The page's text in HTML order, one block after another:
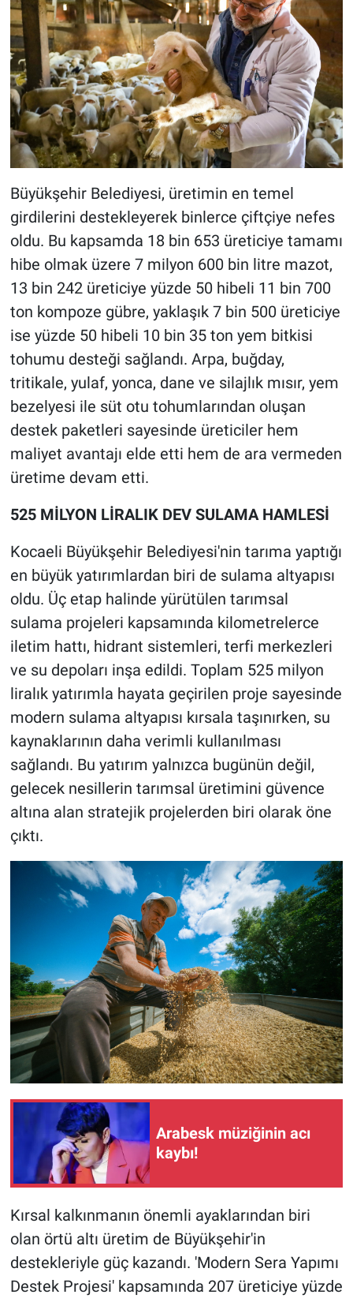
Büyükşehir Belediyesi, üretimin en temel
girdilerini destekleyerek binlerce çiftçiye nefes
oldu. Bu kapsamda 18 bin 653 üreticiye tamamı
hibe olmak üzere 7 milyon 600 bin litre mazot,
13 bin 242 üreticiye yüzde 50 hibeli 11 bin 700
ton kompoze gübre, yaklaşık 7 bin 500 üreticiye
ise yüzde 50 hibeli 10 bin 35 ton yem bitkisi
tohumu desteği sağlandı. Arpa, buğday,
tritikale, yulaf, yonca, dane ve silajlık mısır, yem
bezelyesi ile süt otu tohumlarından oluşan
destek paketleri sayesinde üreticiler hem
maliyet avantajı elde etti hem de ara vermeden
üretime devam etti.
525 MİLYON LİRALIK DEV SULAMA HAMLESİ
Kocaeli Büyükşehir Belediyesi'nin tarıma yaptığı
en büyük yatırımlardan biri de sulama altyapısı
oldu. Üç etap halinde yürütülen tarımsal
sulama projeleri kapsamında kilometrelerce
iletim hattı, hidrant sistemleri, terfi merkezleri
ve su depoları inşa edildi. Toplam 525 milyon
liralık yatırımla hayata geçirilen proje sayesinde
modern sulama altyapısı kırsala taşınırken, su
kaynaklarının daha verimli kullanılması
sağlandı. Bu yatırım yalnızca bugünün değil,
gelecek nesillerin tarımsal üretimini güvence
altına alan stratejik projelerden biri olarak öne
çıktı.
Arabesk müziğinin acı
kaybı!
Kırsal kalkınmanın önemli ayaklarından biri
olan örtü altı üretim de Büyükşehir'in
destekleriyle güç kazandı. 'Modern Sera Yapımı
Destek Projesi' kapsamında 207 üreticiye yüzde